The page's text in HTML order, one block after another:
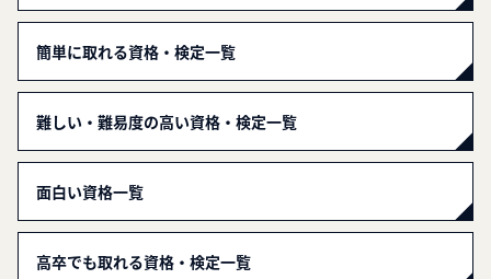
簡単に取れる資格・検定一覧
難しい・難易度の高い資格・検定一覧
面白い資格一覧
高卒でも取れる資格・検定一覧